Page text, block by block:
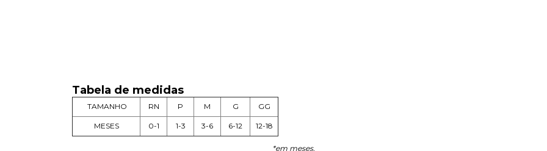
Tabela de medidas
TAMANHO RN P M G GG
MESES 0-1 1-3 3-6 6-12 12-18
*em meses.